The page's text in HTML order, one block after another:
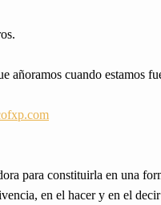
añoramos cuando estamos
para constituirla en una
en el hacer y en el